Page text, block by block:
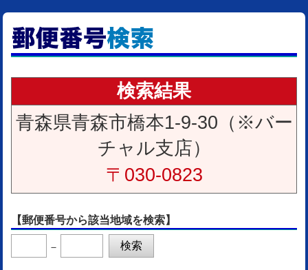
検索結果
青森県青森市橋本1-9-30（※バー
チャル支店）
〒030-0823
【郵便番号から該当地域を検索】
－